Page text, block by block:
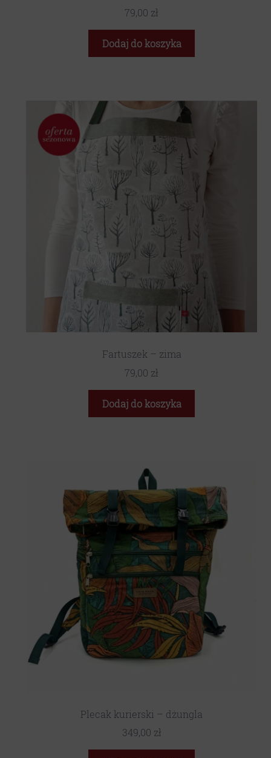
79,00 zł
Dodaj do koszyka
Fartuszek – zima
79,00 zł
Dodaj do koszyka
Plecak kurierski – dżungla
349,00 zł